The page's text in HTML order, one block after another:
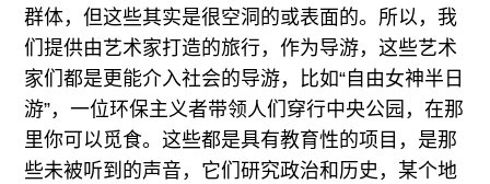
群体，但这些其实是很空洞的或表面的。所以，我
们提供由艺术家打造的旅行，作为导游，这些艺术
家们都是更能介入社会的导游，比如“自由女神半日
游”，一位环保主义者带领人们穿行中央公园，在那
里你可以觅食。这些都是具有教育性的项目，是那
些未被听到的声音，它们研究政治和历史，某个地